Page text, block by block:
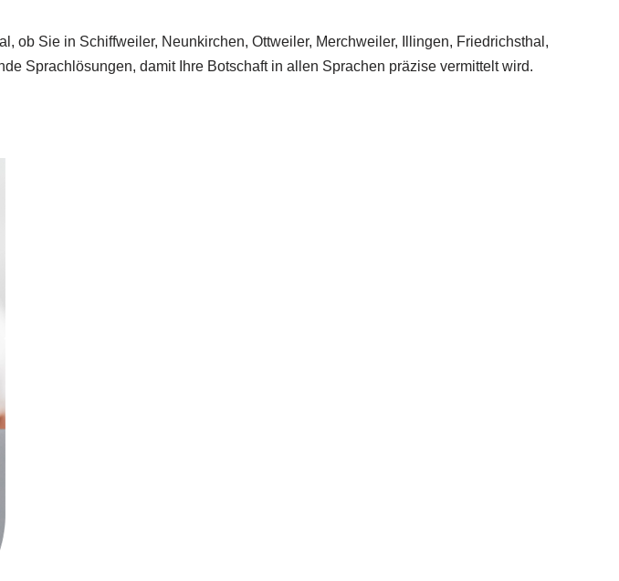
ob Sie in Schiffweiler, Neunkirchen, Ottweiler, Merchweiler, Illingen, Friedrichsthal,
Sprachlösungen, damit Ihre Botschaft in allen Sprachen präzise vermittelt wird.